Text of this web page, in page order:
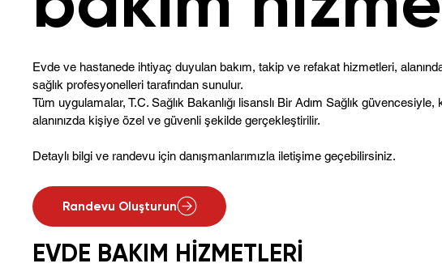
Evde ve hastanede ihtiyaç duyulan bakım, takip ve refakat hizmetleri,
sağlık profesyonelleri tarafından sunulur.
Tüm uygulamalar, T.C. Sağlık Bakanlığı lisanslı Bir Adım Sağlık güvencesiyle,
alanınızda kişiye özel ve güvenli şekilde gerçekleştirilir.
Detaylı bilgi ve randevu için danışmanlarımızla iletişime geçebilirsiniz.
Randevu Oluşturun
EVDE BAKIM HİZMETLERİ